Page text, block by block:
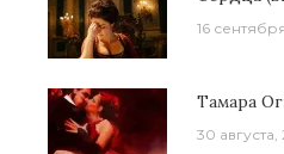
16
Тамара
30 августа,